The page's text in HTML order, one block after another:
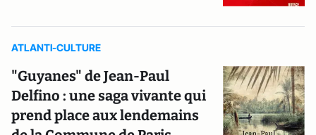
ATLANTI-CULTURE
"Guyanes" de Jean-Paul
Delfino : une saga vivante qui
prend place aux lendemains